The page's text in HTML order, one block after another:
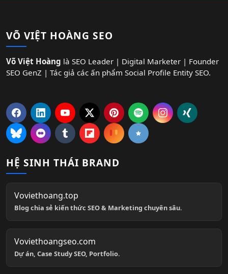
VÕ VIỆT HOÀNG SEO
Võ Việt Hoàng là SEO Leader | Digital Marketer | Founder
SEO GenZ | Tác giả các ấn phẩm Social Profile Entity SEO.
HỆ SINH THÁI BRAND
Voviethoang.top
Blog chia sẻ kiến thức SEO & Marketing chuyên sâu.
Voviethoangseo.com
Dự án, Case Study SEO, Portfolio.